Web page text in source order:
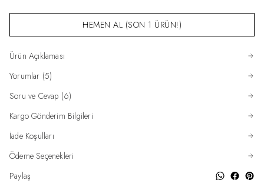
HEMEN AL (SON 1 ÜRÜN!)
Ürün Açıklaması
Yorumlar (5)
Soru ve Cevap (6)
Kargo Gönderim Bilgileri
İade Koşulları
Ödeme Seçenekleri
Paylaş